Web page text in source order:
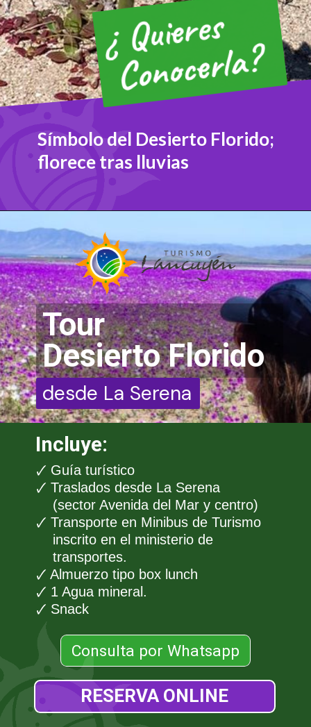
Símbolo del Desierto Florido;
florece tras lluvias
¿ Quieres
Conocerla?
🗸 Guía turístico
🗸 Traslados desde La Serena
(sector Avenida del Mar y centro)
🗸 Transporte en Minibus de Turismo
inscrito en el ministerio de
transportes.
🗸 Almuerzo tipo box lunch
🗸 1 Agua mineral.
🗸 Snack
RESERVA ONLINE
Incluye:
Tour
Desierto Florido
Consulta por Whatsapp
desde La Serena